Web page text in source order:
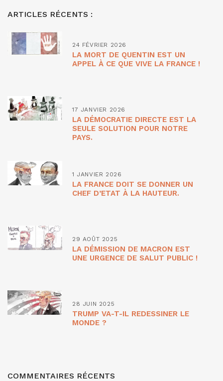
ARTICLES RÉCENTS :
24 FÉVRIER 2026
LA MORT DE QUENTIN EST UN
APPEL À CE QUE VIVE LA FRANCE !
17 JANVIER 2026
LA DÉMOCRATIE DIRECTE EST LA
SEULE SOLUTION POUR NOTRE
PAYS.
1 JANVIER 2026
LA FRANCE DOIT SE DONNER UN
CHEF D’ETAT À LA HAUTEUR.
29 AOÛT 2025
LA DÉMISSION DE MACRON EST
UNE URGENCE DE SALUT PUBLIC !
28 JUIN 2025
TRUMP VA-T-IL REDESSINER LE
MONDE ?
COMMENTAIRES RÉCENTS